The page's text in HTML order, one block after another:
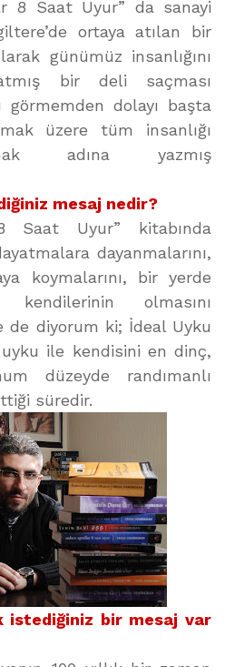
8 Saat Uyur” da sanayi
ortaya atılan bir
günümüz insanlığını
bir deli saçması
dolayı başta
üzere tüm insanlığı
adına yazmış
mesaj nedir?
Saat Uyur” kitabında
dayanmalarını,
koymalarını, bir yerde
olmasını
de diyorum ki; İdeal Uyku
ile kendisini en dinç,
düzeyde randımanlı
süredir.
istediğiniz bir mesaj var